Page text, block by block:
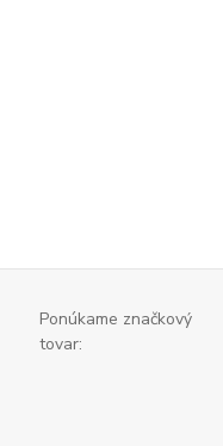
Ponúkame značkový
tovar: